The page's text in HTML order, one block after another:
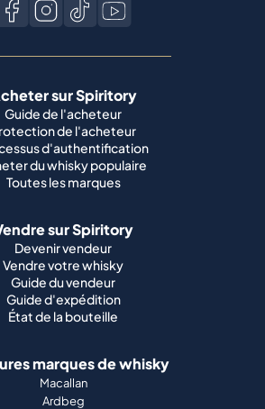
sur Spiritory
Guide de l'acheteur
de l'acheteur
d'authentification
du whisky populaire
Toutes les marques
sur Spiritory
Devenir vendeur
Vendre votre whisky
Guide du vendeur
Guide d'expédition
État de la bouteille
marques de whisky
Macallan
Ardbeg